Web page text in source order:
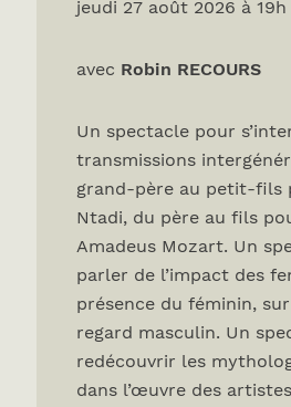
jeudi 27 août 2026 à 19h
avec Robin RECOURS
Un spectacle pour
transmissions
grand-père au petit-fils
Ntadi, du père au fils
Amadeus Mozart. Un
parler de l’impact des
présence du féminin,
regard masculin. Un
redécouvrir les
dans l’œuvre des